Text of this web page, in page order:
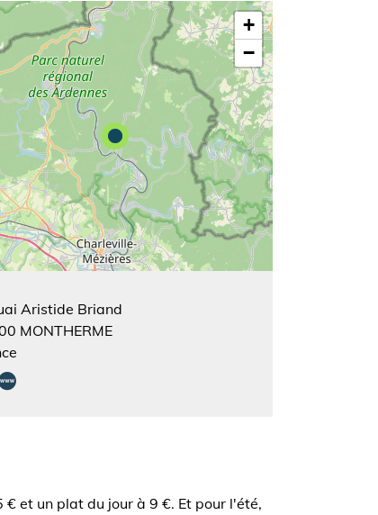
+
−
Aristide Briand
MONTHERME
et un plat du jour à 9 €. Et pour l'été,